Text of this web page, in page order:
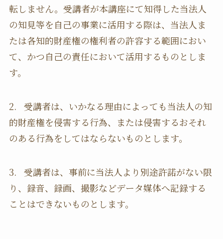
転しません。受講者が本講座にて知得した当法人
の知見等を自己の事業に活用する際は、当法人ま
たは各知的財産権の権利者の許容する範囲におい
て、かつ自己の責任において活用するものとしま
す。
2. 受講者は、いかなる理由によっても当法人の知
的財産権を侵害する行為、または侵害するおそれ
のある行為をしてはならないものとします。
3. 受講者は、事前に当法人より別途許諾がない限
り、録音、録画、撮影などデータ媒体へ記録する
ことはできないものとします。